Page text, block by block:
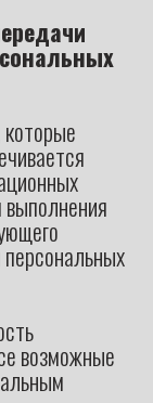
возможные